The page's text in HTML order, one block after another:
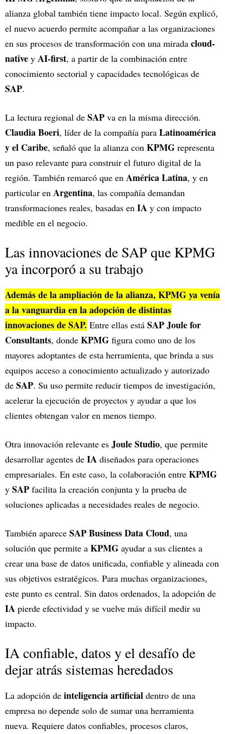
alianza global también tiene impacto local. Según explicó,
el nuevo acuerdo permite acompañar a las organizaciones
en sus procesos de transformación con una mirada cloud-
native y AI-first, a partir de la combinación entre
conocimiento sectorial y capacidades tecnológicas de
SAP.
La lectura regional de SAP va en la misma dirección.
Claudia Boeri, líder de la compañía para Latinoamérica
y el Caribe, señaló que la alianza con KPMG representa
un paso relevante para construir el futuro digital de la
región. También remarcó que en América Latina, y en
particular en Argentina, las compañía demandan
transformaciones reales, basadas en IA y con impacto
medible en el negocio.
Las innovaciones de SAP que KPMG
ya incorporó a su trabajo
Además de la ampliación de la alianza, KPMG ya venía
a la vanguardia en la adopción de distintas
innovaciones de SAP. Entre ellas está SAP Joule for
Consultants, donde KPMG figura como uno de los
mayores adoptantes de esta herramienta, que brinda a sus
equipos acceso a conocimiento actualizado y autorizado
de SAP. Su uso permite reducir tiempos de investigación,
acelerar la ejecución de proyectos y ayudar a que los
clientes obtengan valor en menos tiempo.
Otra innovación relevante es Joule Studio, que permite
desarrollar agentes de IA diseñados para operaciones
empresariales. En este caso, la colaboración entre KPMG
y SAP facilita la creación conjunta y la prueba de
soluciones aplicadas a necesidades reales de negocio.
También aparece SAP Business Data Cloud, una
solución que permite a KPMG ayudar a sus clientes a
crear una base de datos unificada, confiable y alineada con
sus objetivos estratégicos. Para muchas organizaciones,
este punto es central. Sin datos ordenados, la adopción de
IA pierde efectividad y se vuelve más difícil medir su
impacto.
IA confiable, datos y el desafío de
dejar atrás sistemas heredados
La adopción de inteligencia artificial dentro de una
empresa no depende solo de sumar una herramienta
nueva. Requiere datos confiables, procesos claros,